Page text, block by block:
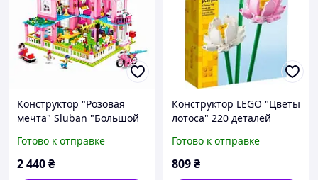
Конструктор "Розовая
мечта" Sluban "Большой
Готово к отправке
2 440₴
Конструктор LEGO "Цветы
лотоса" 220 деталей
Готово к отправке
809₴